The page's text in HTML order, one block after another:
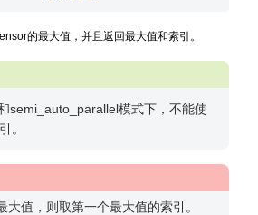
的最大值，并且返回最大值和索引。
semi_auto_parallel模式下，不能使
。
大值，则取第一个最大值的索引。